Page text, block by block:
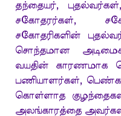
தந்தையர்,
சகோதரர்கள்,
சகோதரிகளின்
சொந்தமான
வயதின் காரணமாக
பணியாளர்கள்,
கொள்ளாத
அலங்காரத்தை